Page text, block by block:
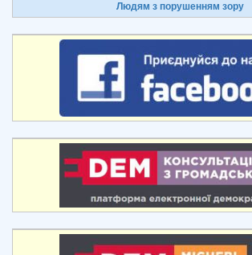
Людям з порушенням зору